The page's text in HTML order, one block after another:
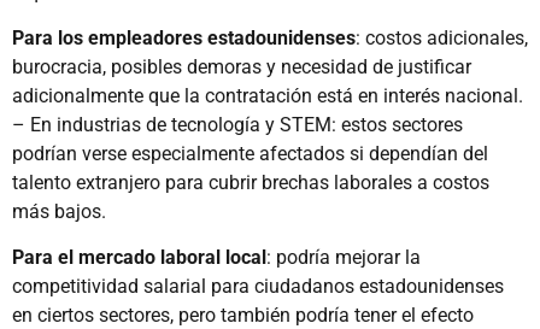
Para los empleadores estadounidenses: costos adicionales,
burocracia, posibles demoras y necesidad de justificar
adicionalmente que la contratación está en interés nacional.
– En industrias de tecnología y STEM: estos sectores
podrían verse especialmente afectados si dependían del
talento extranjero para cubrir brechas laborales a costos
más bajos.
Para el mercado laboral local : podría mejorar la
competitividad salarial para ciudadanos estadounidenses
en ciertos sectores, pero también podría tener el efecto